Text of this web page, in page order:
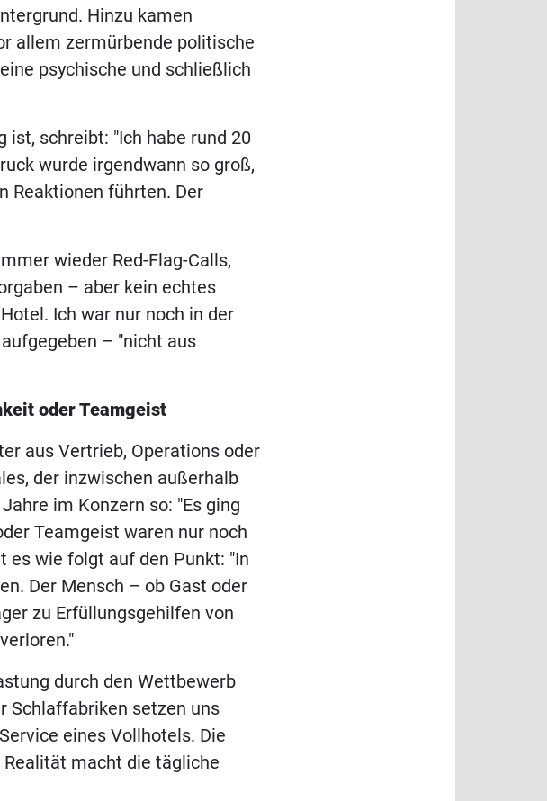
Hinzu kamen
allem zermürbende politische
psychische und schließlich
ist, schreibt: "Ich habe rund 20
wurde irgendwann so groß,
Reaktionen führten. Der
wieder Red-Flag-Calls,
– aber kein echtes
Ich war nur noch in der
– "nicht aus
oder Teamgeist
aus Vertrieb, Operations oder
der inzwischen außerhalb
im Konzern so: "Es ging
Teamgeist waren nur noch
es wie folgt auf den Punkt: "In
Der Mensch – ob Gast oder
zu Erfüllungsgehilfen von
durch den Wettbewerb
Schlaffabriken setzen uns
eines Vollhotels. Die
macht die tägliche